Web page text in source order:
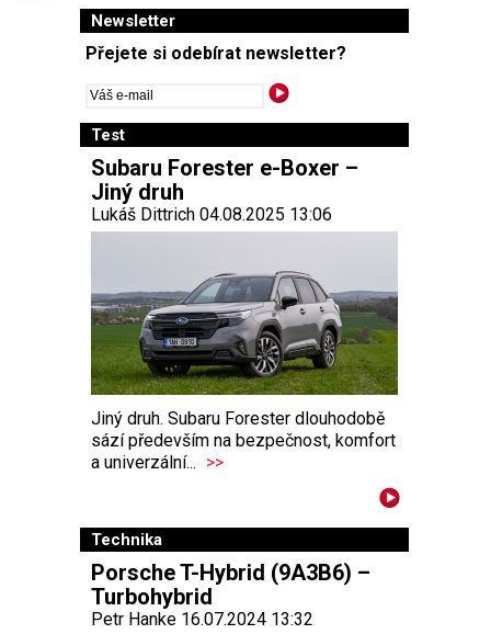
Newsletter
Přejete si odebírat newsletter?
Test
Subaru Forester e-Boxer –
Jiný druh
Lukáš Dittrich 04.08.2025 13:06
Jiný druh. Subaru Forester dlouhodobě
sází především na bezpečnost, komfort
a univerzální... >>
Technika
Porsche T-Hybrid (9A3B6) –
Turbohybrid
Petr Hanke 16.07.2024 13:32